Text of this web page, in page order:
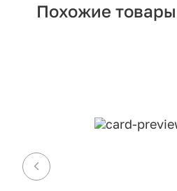
Похожие товары